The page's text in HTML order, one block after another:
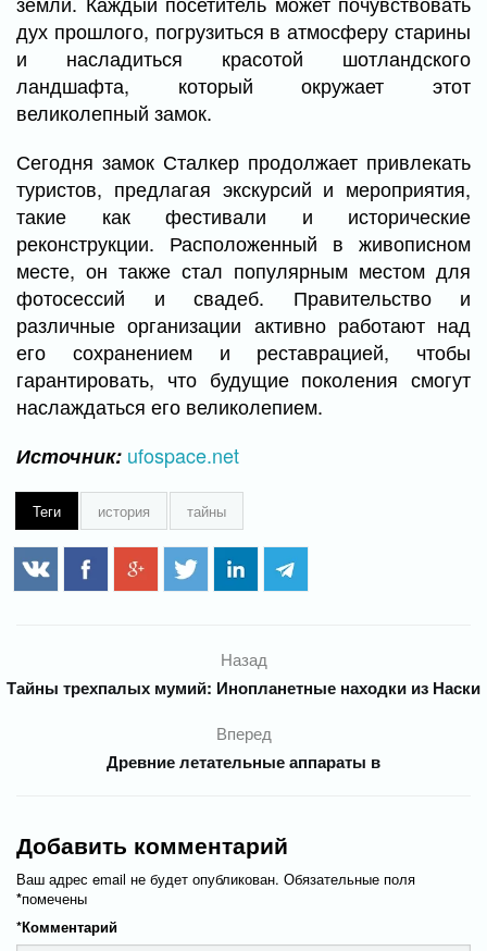
дух прошлого, погрузиться в атмосферу старины
и насладиться красотой шотландского
ландшафта, который окружает этот
великолепный замок.
Сегодня замок Сталкер продолжает привлекать
туристов, предлагая экскурсий и мероприятия,
такие как фестивали и исторические
реконструкции. Расположенный в живописном
месте, он также стал популярным местом для
фотосессий и свадеб. Правительство и
различные организации активно работают над
его сохранением и реставрацией, чтобы
гарантировать, что будущие поколения смогут
наслаждаться его великолепием.
Источник: ufospace.net
Теги история тайны
Назад
Тайны трехпалых мумий: Инопланетные находки из Наски
Вперед
Древние летательные аппараты в
Добавить комментарий
Ваш адрес email не будет опубликован. Обязательные поля
помечены
*
Комментарий
*